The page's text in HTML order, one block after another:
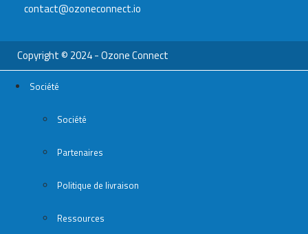
contact@ozoneconnect.io
Copyright © 2024 - Ozone Connect
Société
Société
Partenaires
Politique de livraison
Ressources